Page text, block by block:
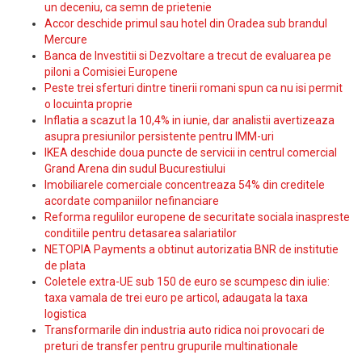
un deceniu, ca semn de prietenie
Accor deschide primul sau hotel din Oradea sub brandul
Mercure
Banca de Investitii si Dezvoltare a trecut de evaluarea pe
piloni a Comisiei Europene
Peste trei sferturi dintre tinerii romani spun ca nu isi permit
o locuinta proprie
Inflatia a scazut la 10,4% in iunie, dar analistii avertizeaza
asupra presiunilor persistente pentru IMM-uri
IKEA deschide doua puncte de servicii in centrul comercial
Grand Arena din sudul Bucurestiului
Imobiliarele comerciale concentreaza 54% din creditele
acordate companiilor nefinanciare
Reforma regulilor europene de securitate sociala inaspreste
conditiile pentru detasarea salariatilor
NETOPIA Payments a obtinut autorizatia BNR de institutie
de plata
Coletele extra-UE sub 150 de euro se scumpesc din iulie:
taxa vamala de trei euro pe articol, adaugata la taxa
logistica
Transformarile din industria auto ridica noi provocari de
preturi de transfer pentru grupurile multinationale